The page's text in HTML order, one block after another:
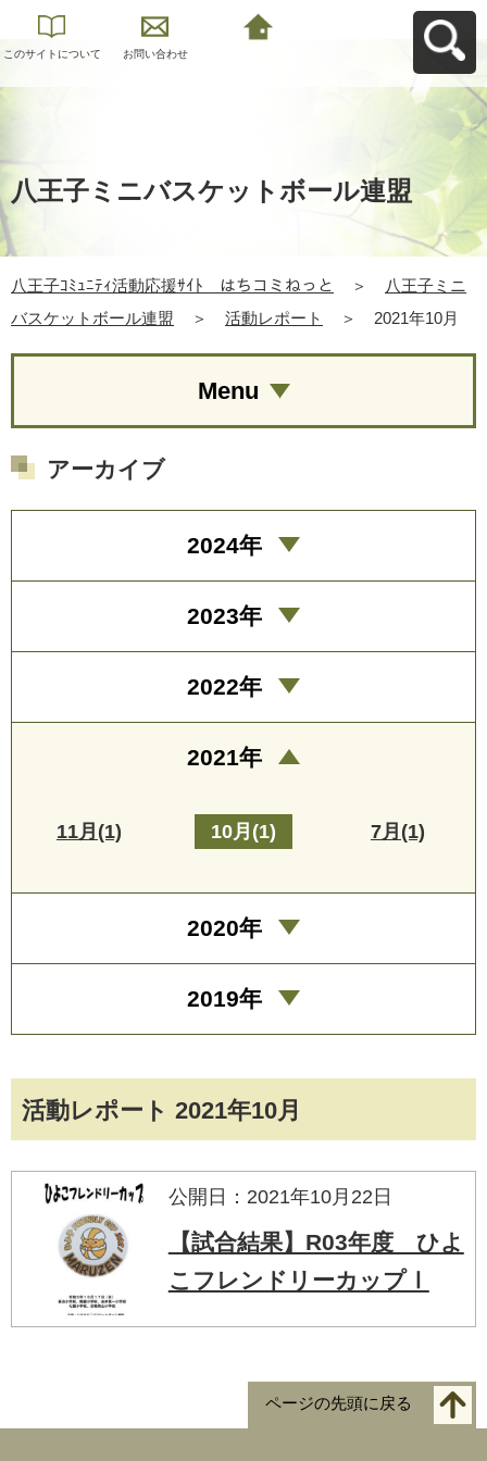
このサイトについて お問い合わせ
八王子ミニバスケットボール連盟
八王子ｺﾐｭﾆﾃｨ活動応援ｻｲﾄ はちコミねっと ＞
八王子ミニ
バスケットボール連盟
＞ 活動レポート ＞ 2021年10月
活動レポート 2021年10月
公開日：2021年10月22日
【試合結果】R03年度 ひよ
こフレンドリーカップⅠ
Menu
アーカイブ
2024年
2023年
2022年
2021年
11月(1) 10月(1) 7月(1)
2020年
2019年
ページの先頭に戻る